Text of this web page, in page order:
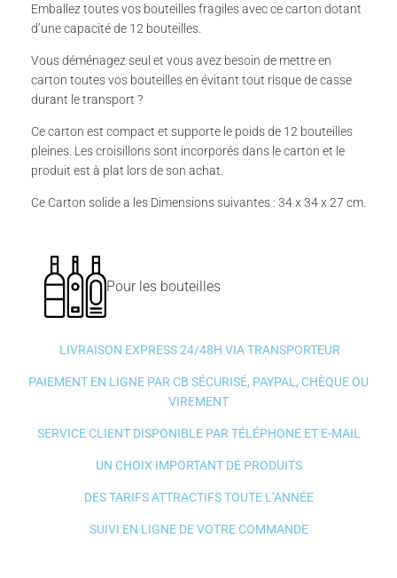
Emballez toutes vos bouteilles fragiles avec ce carton dotant
d’une capacité de 12 bouteilles.
Vous déménagez seul et vous avez besoin de mettre en
carton toutes vos bouteilles en évitant tout risque de casse
durant le transport ?
Ce carton est compact et supporte le poids de 12 bouteilles
pleines. Les croisillons sont incorporés dans le carton et le
produit est à plat lors de son achat.
Ce Carton solide a les Dimensions suivantes : 34 x 34 x 27 cm.
Pour les bouteilles
LIVRAISON EXPRESS 24/48H VIA TRANSPORTEUR
PAIEMENT EN LIGNE PAR CB SÉCURISÉ, PAYPAL, CHÈQUE OU
VIREMENT
SERVICE CLIENT DISPONIBLE PAR TÉLÉPHONE ET E-MAIL
UN CHOIX IMPORTANT DE PRODUITS
DES TARIFS ATTRACTIFS TOUTE L’ANNÉE
SUIVI EN LIGNE DE VOTRE COMMANDE